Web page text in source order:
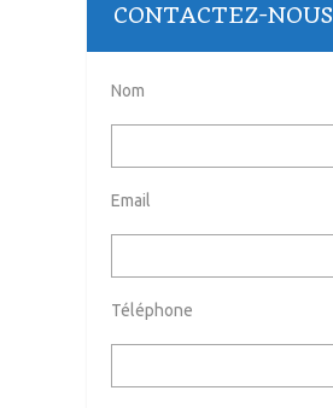
CONTACTEZ-NOUS
Nom
Email
Téléphone